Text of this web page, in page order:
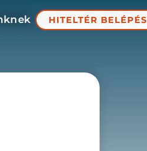
HITELTÉR BELÉPÉS